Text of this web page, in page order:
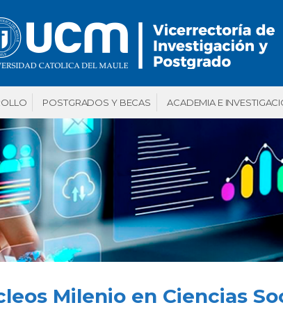
POSTGRADOS Y BECAS ACADEMIA E
Milenio en Ciencias